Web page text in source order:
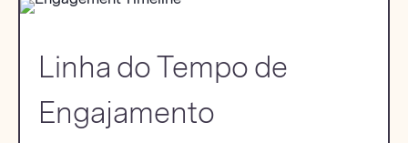
Linha do Tempo de
Engajamento